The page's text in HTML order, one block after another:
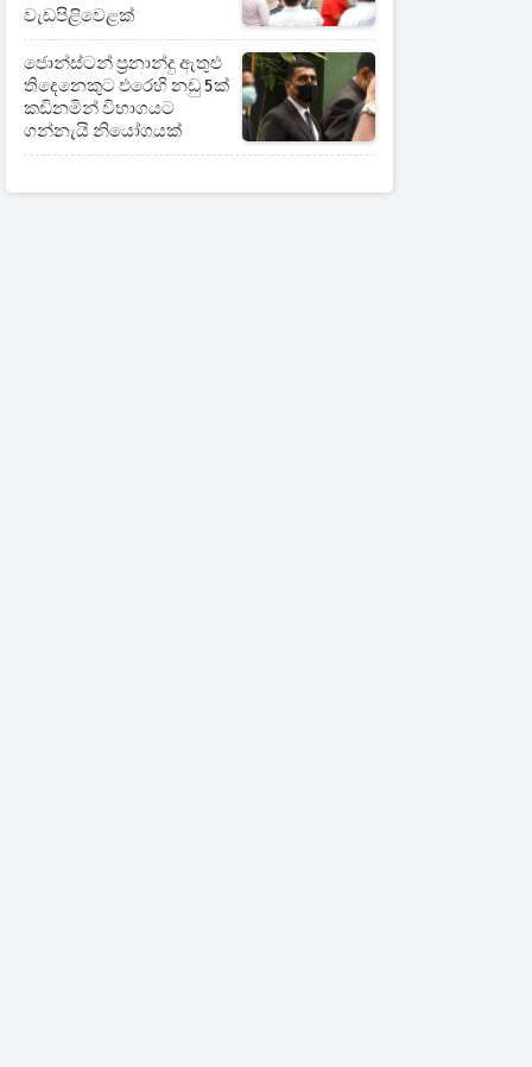
වැඩපිළිවෙළක්
ජොන්ස්ටන් ප්‍රනාන්දු ඇතුළු
තිදෙනෙකුට එරෙහි නඩු 5ක්
කඩිනමින් විභාගයට
ගන්නැයි නියෝගයක්